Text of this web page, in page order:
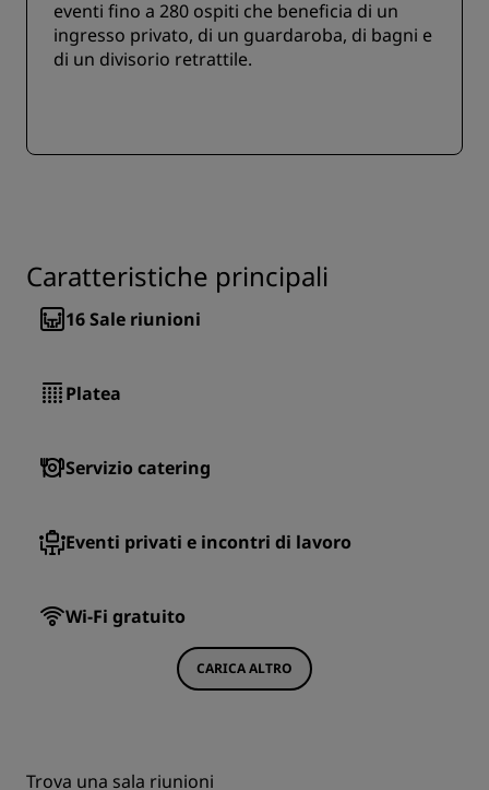
eventi fino a 280 ospiti che beneficia di un
ingresso privato, di un guardaroba, di bagni e
di un divisorio retrattile.
Caratteristiche principali
16Sale riunioni
Platea
Servizio catering
Eventi privati e incontri di lavoro
Wi-Fi gratuito
CARICA ALTRO
Trova una sala riunioni